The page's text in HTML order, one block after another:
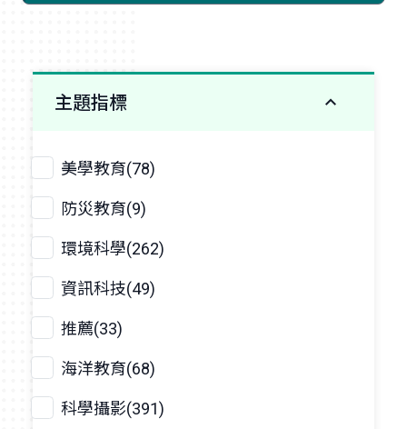
主題指標
美學教育(78)
防災教育(9)
環境科學(262)
資訊科技(49)
推薦(33)
海洋教育(68)
科學攝影(391)